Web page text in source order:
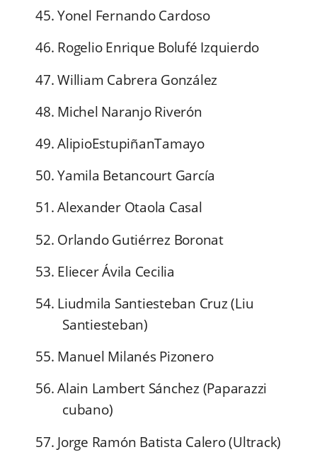
45. Yonel Fernando Cardoso
46. Rogelio Enrique Bolufé Izquierdo
47. William Cabrera González
48. Michel Naranjo Riverón
49. AlipioEstupiñanTamayo
50. Yamila Betancourt García
51. Alexander Otaola Casal
52. Orlando Gutiérrez Boronat
53. Eliecer Ávila Cecilia
54. Liudmila Santiesteban Cruz (Liu
Santiesteban)
55. Manuel Milanés Pizonero
56. Alain Lambert Sánchez (Paparazzi
cubano)
57. Jorge Ramón Batista Calero (Ultrack)